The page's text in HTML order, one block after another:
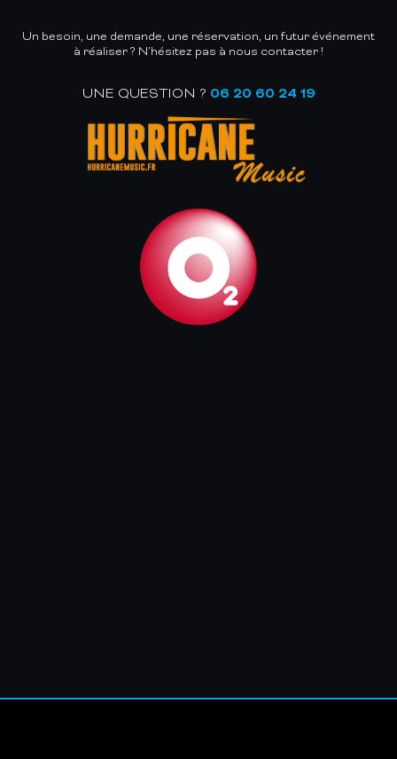
Un besoin, une demande, une réservation, un futur événement
à réaliser ? N’hésitez pas à nous contacter !
UNE QUESTION ? 06 20 60 24 19